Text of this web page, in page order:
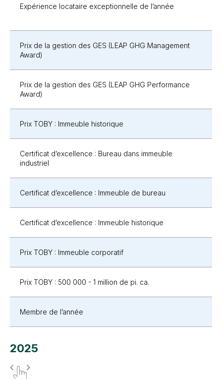
Expérience locataire exceptionnelle de l’année
Prix de la gestion des GES (LEAP GHG Management
Award)
Prix de la gestion des GES (LEAP GHG Performance
Award)
Prix TOBY : Immeuble historique
Certificat d’excellence : Bureau dans immeuble
industriel
Certificat d’excellence : Immeuble de bureau
Certificat d’excellence : Immeuble historique
Prix TOBY : Immeuble corporatif
Prix TOBY : 500 000 - 1 million de pi. ca.
Membre de l’année
2025